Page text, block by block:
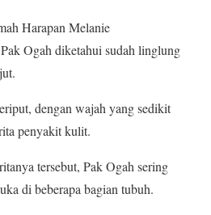
Harapan Melanie
Ogah diketahui sudah linglung
dengan wajah yang sedikit
penyakit kulit.
tersebut, Pak Ogah sering
di beberapa bagian tubuh.